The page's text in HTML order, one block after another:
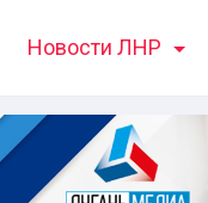
Новости ЛНР